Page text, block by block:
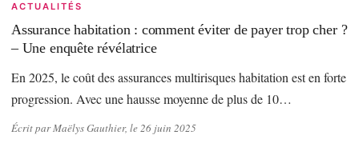
ACTUALITÉS
Assurance habitation : comment éviter de payer trop cher ?
– Une enquête révélatrice
En 2025, le coût des assurances multirisques habitation est en forte
progression. Avec une hausse moyenne de plus de 10…
Écrit par Maëlys Gauthier, le 26 juin 2025